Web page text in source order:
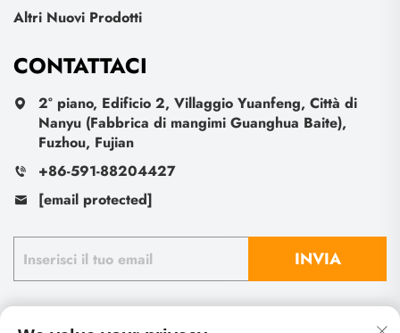
Altri Nuovi Prodotti
CONTATTACI
2° piano, Edificio 2, Villaggio Yuanfeng, Città di
Nanyu (Fabbrica di mangimi Guanghua Baite),
Fuzhou, Fujian
+86-591-88204427
[email protected]
INVIA